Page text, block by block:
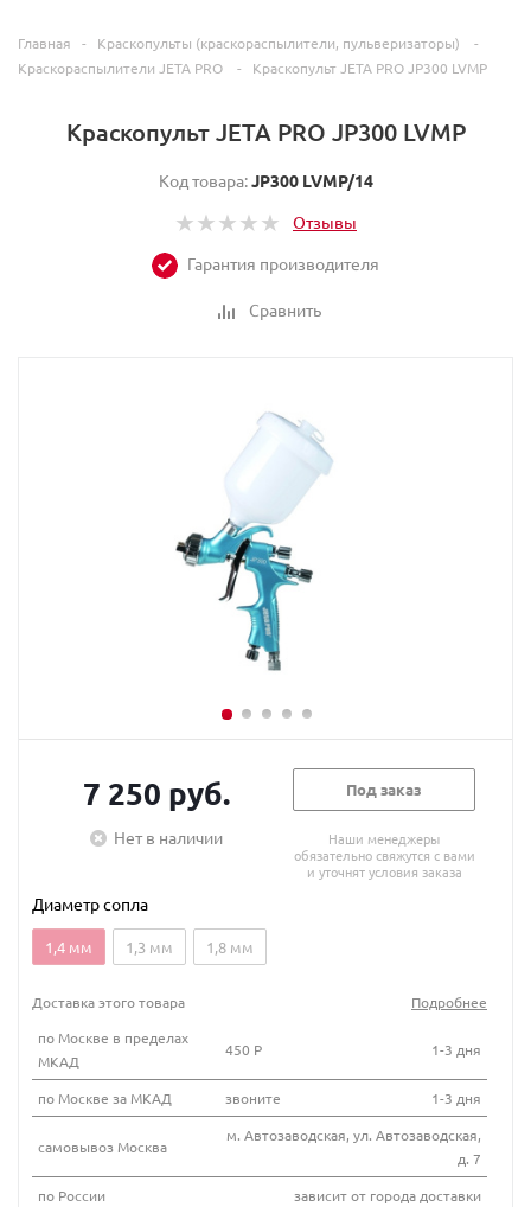
Главная - Краскопульты (краскораспылители, пульверизаторы)
-
Краскораспылители JETA PRO
- Краскопульт JETA PRO JP300 LVMP
Краскопульт JETA PRO JP300 LVMP
Код товара:JP300 LVMP/14
Отзывы
Гарантия производителя
Сравнить
7 250 руб.
Нет в наличии
Под заказ
Наши менеджеры
обязательно свяжутся с вами
и уточнят условия заказа
Диаметр сопла
1,4 мм 1,3 мм 1,8 мм
Доставка этого товара
Подробнее
по Москве в пределах
МКАД
450 Р 1-3 дня
по Москве за МКАД звоните 1-3 дня
самовывоз Москва
м. Автозаводская, ул. Автозаводская,
д. 7
по России
зависит от города доставки